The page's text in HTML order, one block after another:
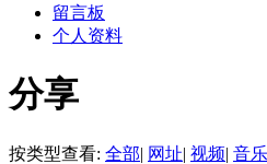
留言板
个人资料
分享
按类型查看: 全部| 网址| 视频| 音乐